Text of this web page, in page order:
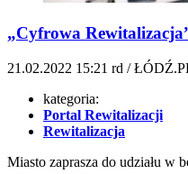
„Cyfrowa
21.02.2022 15:21 rd /
kategoria:
Portal Rewitalizacji
Rewitalizacja
Miasto zaprasza do udziału w